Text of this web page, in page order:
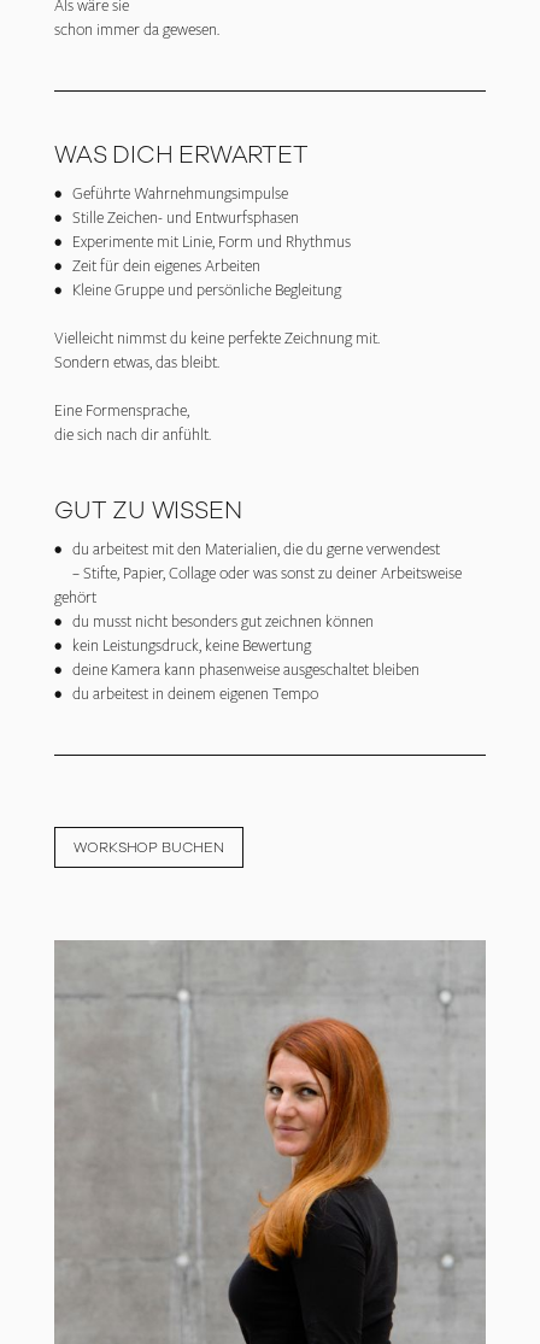
Als wäre sie
schon immer da gewesen.
WAS DICH ERWARTET
• Geführte Wahrnehmungsimpulse
• Stille Zeichen- und Entwurfsphasen
• Experimente mit Linie, Form und Rhythmus
• Zeit für dein eigenes Arbeiten
• Kleine Gruppe und persönliche Begleitung
Vielleicht nimmst du keine perfekte Zeichnung mit.
Sondern etwas, das bleibt.
Eine Formensprache,
die sich nach dir anfühlt.
GUT ZU WISSEN
• du arbeitest mit den Materialien, die du gerne verwendest
– Stifte, Papier, Collage oder was sonst zu deiner Arbeitsweise
gehört
• du musst nicht besonders gut zeichnen können
• kein Leistungsdruck, keine Bewertung
• deine Kamera kann phasenweise ausgeschaltet bleiben
• du arbeitest in deinem eigenen Tempo
WORKSHOP BUCHEN